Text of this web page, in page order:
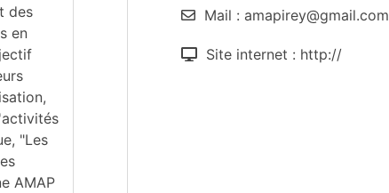
des
en
"Les
AMAP
Mail : amapirey@gmail.com
Site internet : http://